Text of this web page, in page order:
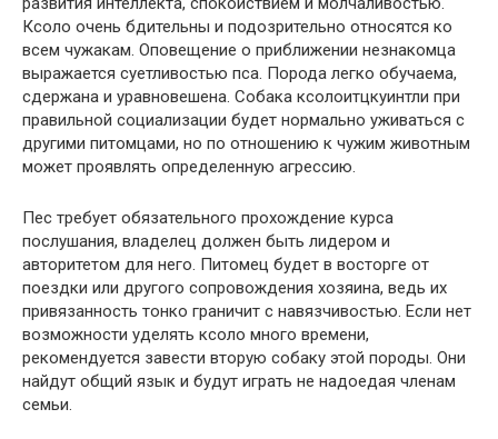
Ксоло очень бдительны и подозрительно относятся ко
всем чужакам. Оповещение о приближении незнакомца
выражается суетливостью пса. Порода легко обучаема,
сдержана и уравновешена. Собака ксолоитцкуинтли при
правильной социализации будет нормально уживаться с
другими питомцами, но по отношению к чужим животным
может проявлять определенную агрессию.
Пес требует обязательного прохождение курса
послушания, владелец должен быть лидером и
авторитетом для него. Питомец будет в восторге от
поездки или другого сопровождения хозяина, ведь их
привязанность тонко граничит с навязчивостью. Если нет
возможности уделять ксоло много времени,
рекомендуется завести вторую собаку этой породы. Они
найдут общий язык и будут играть не надоедая членам
семьи.